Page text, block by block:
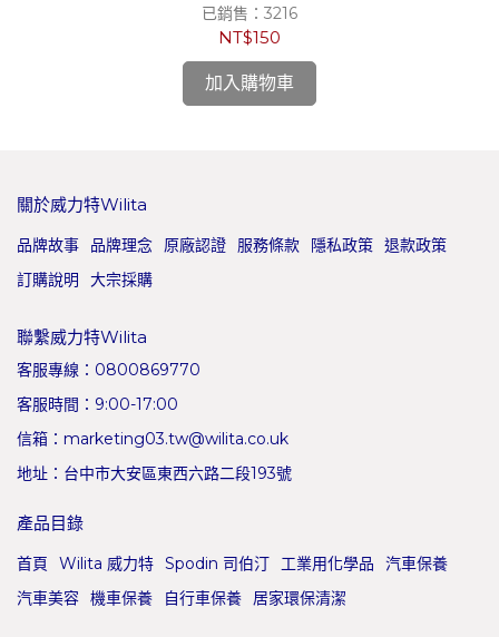
已銷售：3216
NT$150
加入購物車
關於威力特Wilita
品牌故事 品牌理念 原廠認證 服務條款 隱私政策 退款政策
訂購說明
大宗採購
聯繫威力特Wilita
客服專線：0800869770
客服時間：9:00-17:00
信箱：marketing03.tw@wilita.co.uk
地址：台中市大安區東西六路二段193號
產品目錄
首頁 Wilita 威力特 Spodin 司伯汀 工業用化學品
汽車保養
汽車美容 機車保養 自行車保養 居家環保清潔